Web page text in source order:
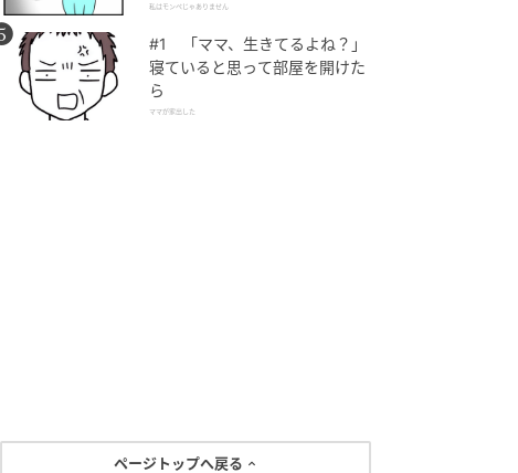
私はモンペじゃありません
#1 「ママ、生きてるよね？」
寝ていると思って部屋を開けた
ら
ママが家出した
ページトップへ戻る